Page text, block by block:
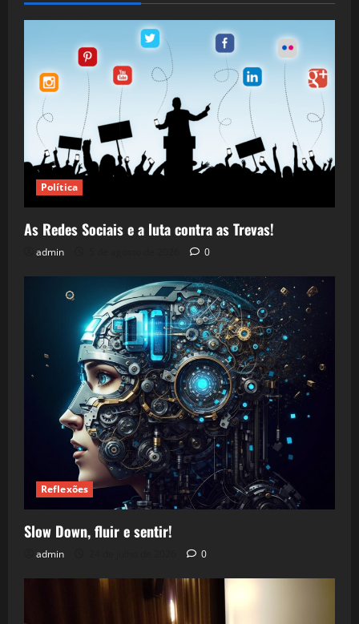
Política
As Redes Sociais e a luta contra as Trevas!
admin 0
Reflexões
Slow Down, fluir e sentir!
admin 0